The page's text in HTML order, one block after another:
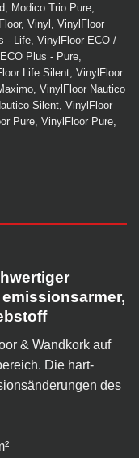
Modico Trio Pure
, Vinyl
VinylFloor
- Life VinylFloor ECO /
Plus - Pure
Life Silent VinylFloor
VinylFloor Nautico
Silent VinylFloor
Pure VinylFloor Pure
& Wandkork auf
Die hart-
des